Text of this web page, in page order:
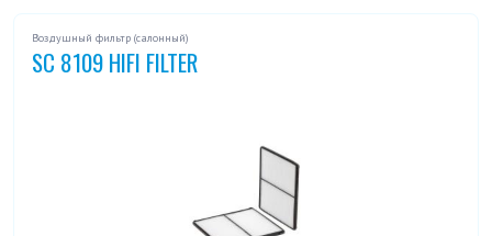
Воздушный фильтр (салонный)
SC 8109 HIFI FILTER